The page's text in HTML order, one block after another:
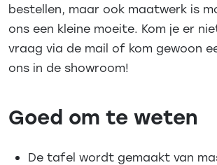
bestellen, maar ook maatwerk is
ons een kleine moeite. Kom je er
vraag via de mail of kom gewoon
ons in de showroom!
Goed om te weten
De tafel wordt gemaakt van